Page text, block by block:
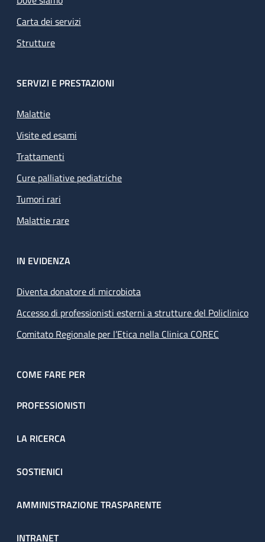
Carta dei servizi
Strutture
SERVIZI E PRESTAZIONI
Malattie
Visite ed esami
Trattamenti
Cure palliative pediatriche
Tumori rari
Malattie rare
IN EVIDENZA
Diventa donatore di microbiota
Accesso di professionisti esterni a strutture del Policlinico
Comitato Regionale per l’Etica nella Clinica COREC
COME FARE PER
PROFESSIONISTI
LA RICERCA
SOSTIENICI
AMMINISTRAZIONE TRASPARENTE
INTRANET